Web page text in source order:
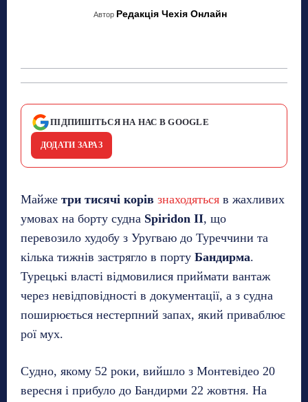
Автор Редакція Чехія Онлайн
ПІДПИШІТЬСЯ НА НАС В GOOGLE
ДОДАТИ ЗАРАЗ
Майже три тисячі корів знаходяться в жахливих
умовах на борту судна Spiridon II, що
перевозило худобу з Уругваю до Туреччини та
кілька тижнів застрягло в порту Бандирма.
Турецькі власті відмовилися приймати вантаж
через невідповідності в документації, а з судна
поширюється нестерпний запах, який приваблює
рої мух.
Судно, якому 52 роки, вийшло з Монтевідео 20
вересня і прибуло до Бандирми 22 жовтня. На